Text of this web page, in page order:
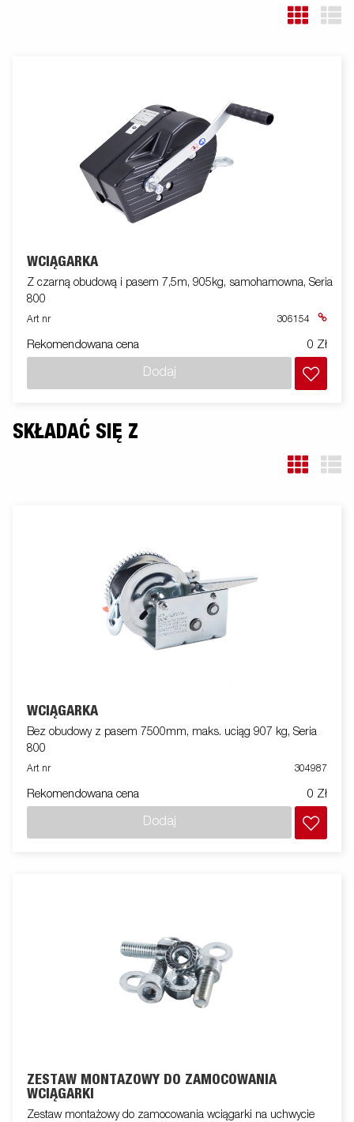
WCIĄGARKA
Z czarną obudową i pasem 7,5m, 905kg, samohamowna, Seria
800
Art nr 306154
Rekomendowana cena 0 Zł
Dodaj
SKŁADAĆ SIĘ Z
WCIĄGARKA
Bez obudowy z pasem 7500mm, maks. uciąg 907 kg, Seria
800
Art nr 304987
Rekomendowana cena 0 Zł
Dodaj
ZESTAW MONTAŻOWY DO ZAMOCOWANIA
WCIĄGARKI
Zestaw montażowy do zamocowania wciągarki na uchwycie